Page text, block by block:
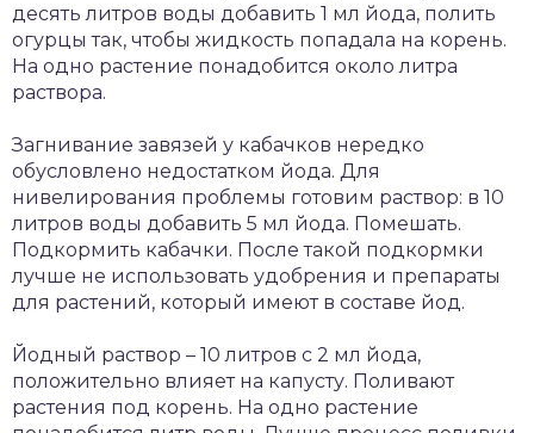
десять литров воды добавить 1 мл йода, полить
огурцы так, чтобы жидкость попадала на корень.
На одно растение понадобится около литра
раствора.
Загнивание завязей у кабачков нередко
обусловлено недостатком йода. Для
нивелирования проблемы готовим раствор: в 10
литров воды добавить 5 мл йода. Помешать.
Подкормить кабачки. После такой подкормки
лучше не использовать удобрения и препараты
для растений, который имеют в составе йод.
Йодный раствор – 10 литров с 2 мл йода,
положительно влияет на капусту. Поливают
растения под корень. На одно растение